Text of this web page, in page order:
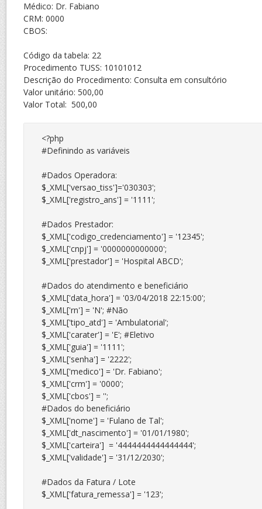
Médico: Dr. Fabiano
CRM: 0000
CBOS:
Código da tabela: 22
Procedimento TUSS: 10101012
Descrição do Procedimento: Consulta em consultório
Valor unitário: 500,00
Valor Total: 500,00
<?php
#Definindo as variáveis
#Dados Operadora:
$_XML['versao_tiss']='030303';
$_XML['registro_ans'] = '1111';
#Dados Prestador:
$_XML['codigo_credenciamento'] = '12345';
$_XML['cnpj'] = '0000000000000';
$_XML['prestador'] = 'Hospital ABCD';
#Dados do atendimento e beneficiário
$_XML['data_hora'] = '03/04/2018 22:15:00';
$_XML['rn'] = 'N'; #Não
$_XML['tipo_atd'] = 'Ambulatorial';
$_XML['carater'] = 'E'; #Eletivo
$_XML['guia'] = '1111';
$_XML['senha'] = '2222';
$_XML['medico'] = 'Dr. Fabiano';
$_XML['crm'] = '0000';
$_XML['cbos'] = '';
#Dados do beneficiário
$_XML['nome'] = 'Fulano de Tal';
$_XML['dt_nascimento'] = '01/01/1980';
$_XML['carteira']  = '4444444444444444';
$_XML['validade'] = '31/12/2030';
#Dados da Fatura / Lote
$_XML['fatura_remessa'] = '123';